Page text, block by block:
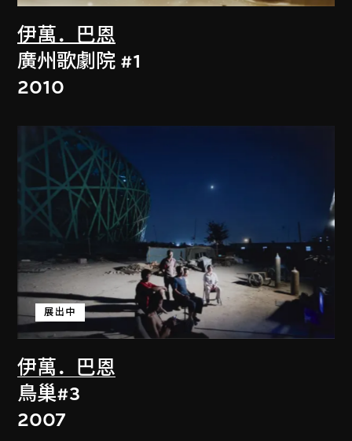
伊萬．巴恩
廣州歌劇院 #1
2010
伊萬．巴恩
展出中
鳥巢#3
2007